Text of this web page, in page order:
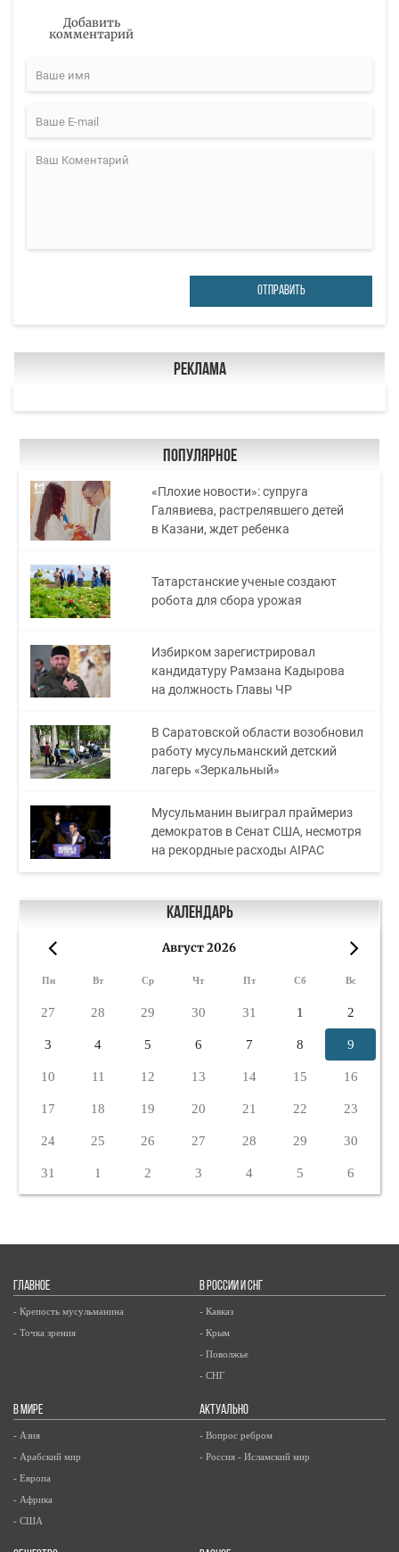
Добавить
комментарий
ОТПРАВИТЬ
Реклама
Популярное
«Плохие новости»: супруга
Галявиева, растрелявшего детей
в Казани, ждет ребенка
Татарстанские ученые создают
робота для сбора урожая
Избирком зарегистрировал
кандидатуру Рамзана Кадырова
на должность Главы ЧР
В Саратовской области возобновил
работу мусульманский детский
лагерь «Зеркальный»
Мусульманин выиграл праймериз
демократов в Сенат США, несмотря
на рекордные расходы AIPAC
Календарь
Август 2026
Пн Вт Ср Чт Пт Сб Вс
27 28 29 30 31 1 2
3 4 5 6 7 8 9
10 11 12 13 14 15 16
17 18 19 20 21 22 23
24 25 26 27 28 29 30
31 1 2 3 4 5 6
ГЛАВНОЕ
- Крепость мусульманина
- Точка зрения
В РОССИИ И СНГ
- Кавказ
- Крым
- Поволжье
- СНГ
В МИРЕ
- Азия
- Арабский мир
- Европа
- Африка
- США
АКТУАЛЬНО
- Вопрос ребром
- Россия - Исламский мир